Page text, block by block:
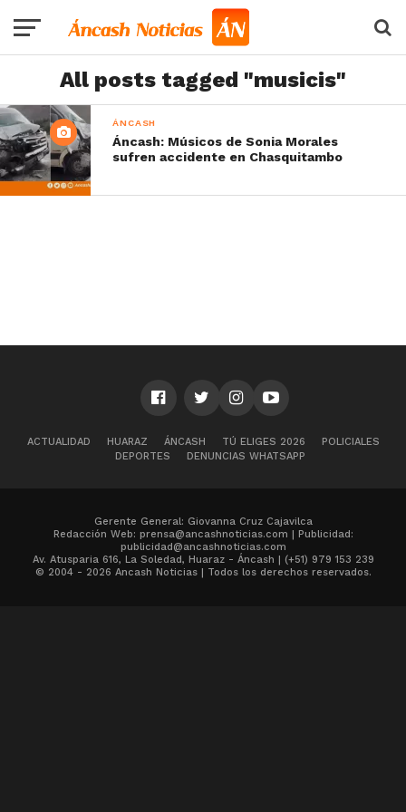
All posts tagged "musicis"
ÁNCASH
Áncash: Músicos de Sonia Morales
sufren accidente en Chasquitambo
ACTUALIDAD HUARAZ ÁNCASH TÚ ELIGES 2026
POLICIALES
DEPORTES
DENUNCIAS WHATSAPP
Gerente General: Giovanna Cruz Cajavilca
Redacción Web: prensa@ancashnoticias.com | Publicidad:
publicidad@ancashnoticias.com
Av. Atusparia 616, La Soledad, Huaraz - Áncash | (+51) 979 153 239
© 2004 - 2026 Ancash Noticias | Todos los derechos reservados.